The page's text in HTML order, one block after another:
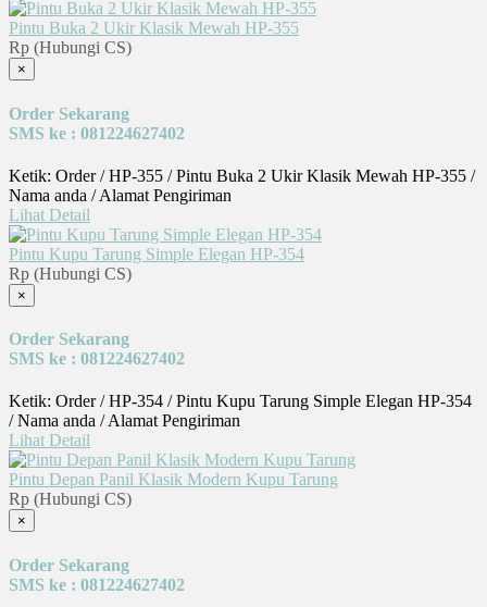
Pintu Buka 2 Ukir Klasik Mewah HP-355
Rp (Hubungi CS)
×
Order Sekarang
SMS ke : 081224627402
Ketik: Order / HP-355 / Pintu Buka 2 Ukir Klasik Mewah HP-355 /
Nama anda / Alamat Pengiriman
Lihat Detail
Pintu Kupu Tarung Simple Elegan HP-354
Rp (Hubungi CS)
×
Order Sekarang
SMS ke : 081224627402
Ketik: Order / HP-354 / Pintu Kupu Tarung Simple Elegan HP-354
/ Nama anda / Alamat Pengiriman
Lihat Detail
Pintu Depan Panil Klasik Modern Kupu Tarung
Rp (Hubungi CS)
×
Order Sekarang
SMS ke : 081224627402